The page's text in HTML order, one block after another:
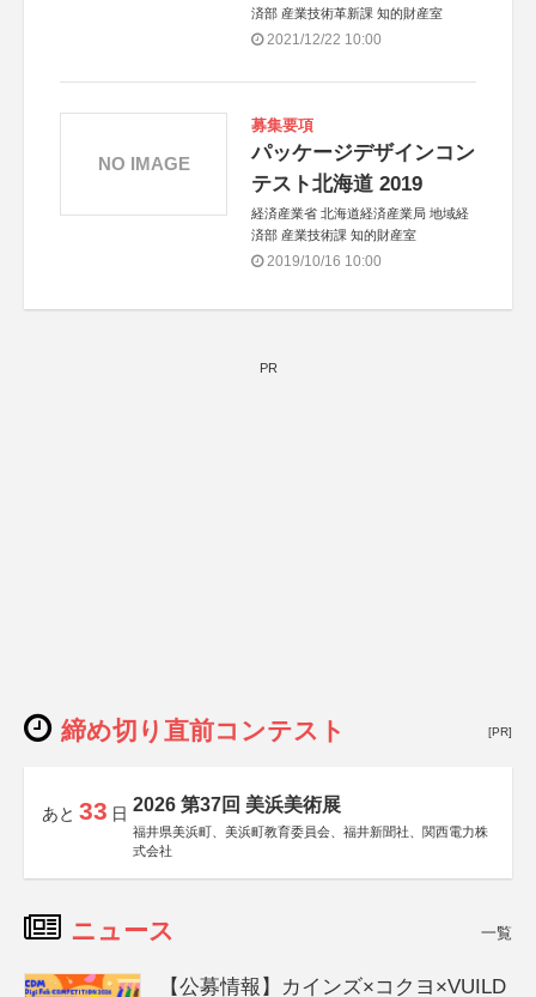
済部 産業技術革新課 知的財産室
2021/12/22 10:00
募集要項
パッケージデザインコン
テスト北海道 2019
経済産業省 北海道経済産業局 地域経
済部 産業技術課 知的財産室
2019/10/16 10:00
NO IMAGE
PR
締め切り直前コンテスト [PR]
あと 33 日 2026 第37回 美浜美術展
福井県美浜町、美浜町教育委員会、福井新聞社、関西電力株
式会社
ニュース 一覧
【公募情報】カインズ×コクヨ×VUILD